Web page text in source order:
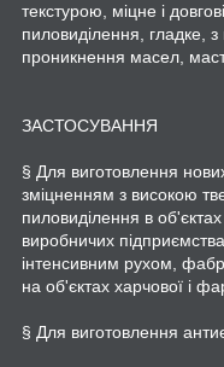
текстурою, міцне і
пиловиділення, гладке,
проникнення масел,
ЗАСТОСУВАННЯ
§ Для виготовлення
зміцненням з високою
пиловиділення в
виробничих
інтенсивним рухом,
на об'єктах харчової і
§ Для виготовлення